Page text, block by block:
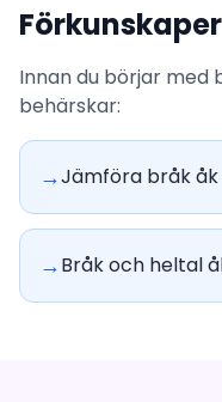
Innan du börjar med
behärskar:
→Jämföra bråk åk
→Bråk och heltal